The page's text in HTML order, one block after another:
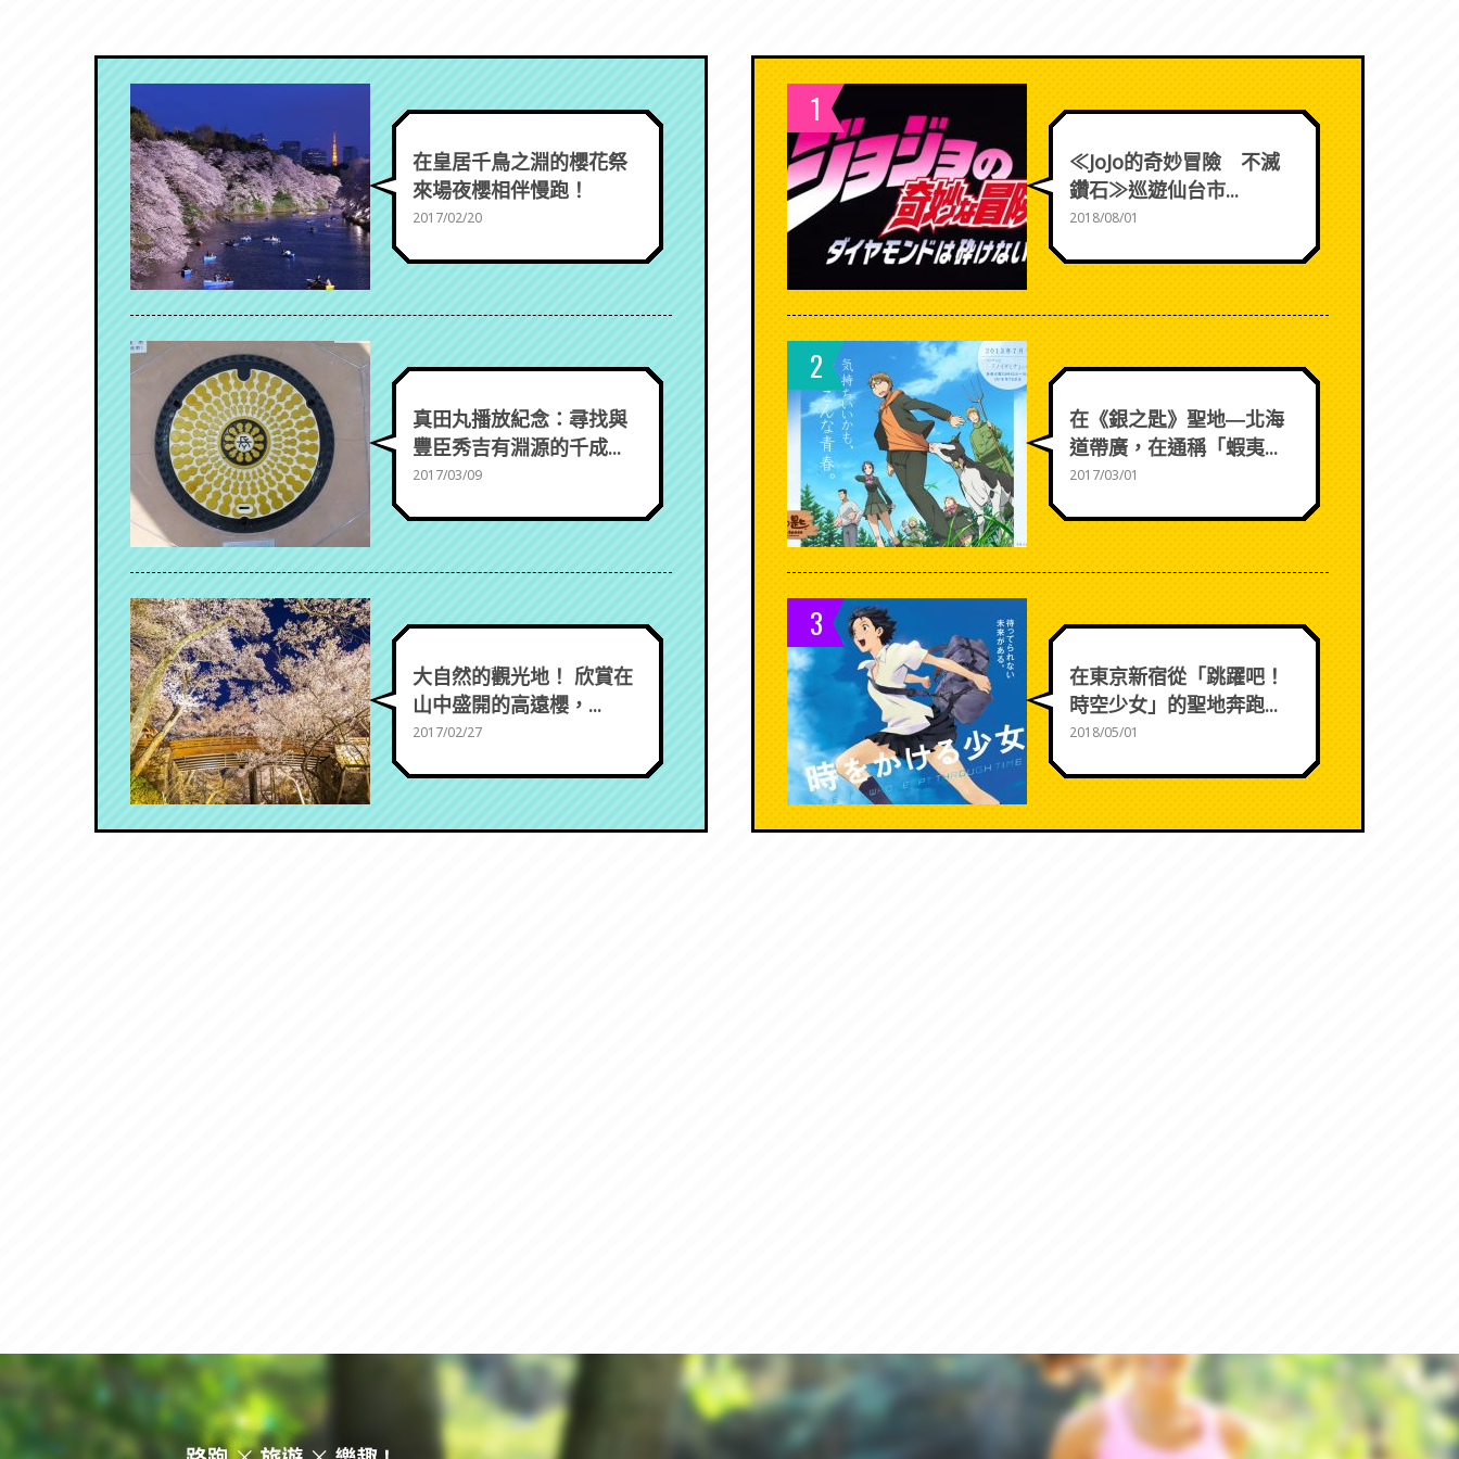
在皇居千鳥之淵的櫻花祭
來場夜櫻相伴慢跑！
2017/02/20
真田丸播放紀念：尋找與
豐臣秀吉有淵源的千成...
2017/03/09
大自然的觀光地！ 欣賞在
山中盛開的高遠櫻，...
2017/02/27
1
≪JoJo的奇妙冒險 不滅
鑽石≫巡遊仙台市...
2018/08/01
2
在《銀之匙》聖地―北海
道帶廣，在通稱「蝦夷...
2017/03/01
3
在東京新宿從「跳躍吧！
時空少女」的聖地奔跑...
2018/05/01